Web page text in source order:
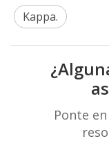
Kappa.
Ponte